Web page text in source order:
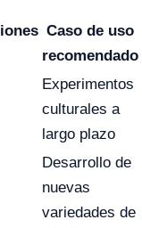
Caso de uso
recomendado
Experimentos
culturales a
largo plazo
Desarrollo de
nuevas
variedades de